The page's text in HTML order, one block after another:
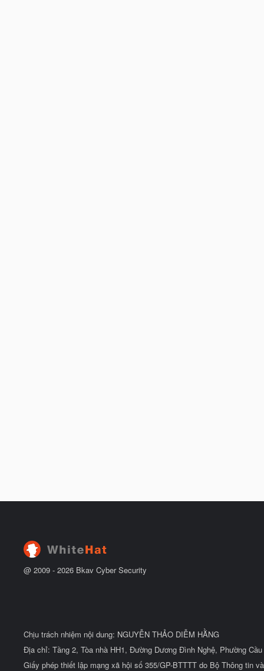
@ 2009 - 2026 Bkav Cyber Security
Chịu trách nhiệm nội dung: NGUYỄN THẢO DIỄM HẰNG
Địa chỉ: Tầng 2, Tòa nhà HH1, Đường Dương Đình Nghệ, Phường
Giấy phép thiết lập mạng xã hội số 355/GP-BTTTT do Bộ Thông tin